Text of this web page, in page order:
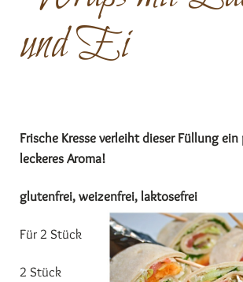
und Ei
Frische Kresse verleiht dieser Füllung
leckeres Aroma!
glutenfrei, weizenfrei, laktosefrei
Für 2 Stück
2 Stück